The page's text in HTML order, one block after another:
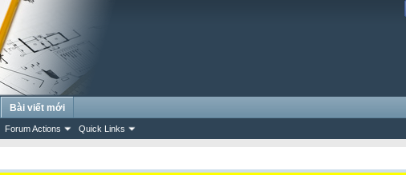
Forum Actions Quick Links
Bài viết mới